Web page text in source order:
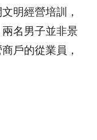
明經營培訓，
名男子並非景
戶的從業員，